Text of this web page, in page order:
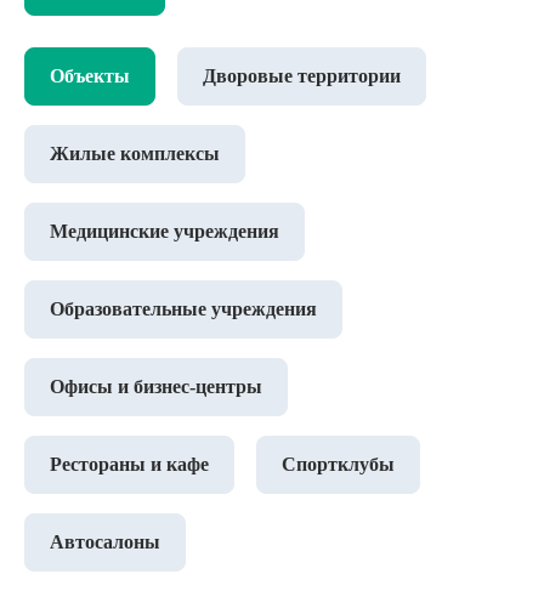
Объекты Дворовые территории
Жилые комплексы
Медицинские учреждения
Образовательные учреждения
Офисы и бизнес-центры
Рестораны и кафе Спортклубы
Автосалоны